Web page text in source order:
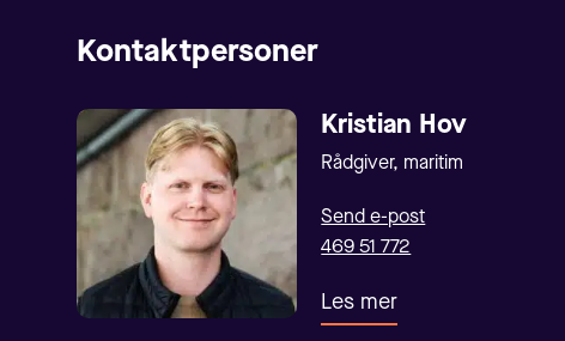
Kontaktpersoner
Kristian Hov
Rådgiver, maritim
Send e-post
469 51 772
Les mer